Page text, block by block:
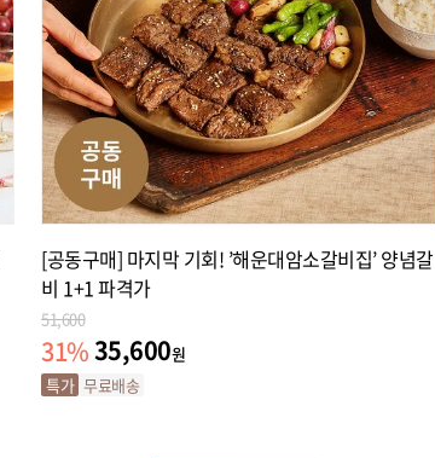
[공동구매] 마지막 기회! ’해운대암소갈비집’ 양념갈
비 1+1 파격가
51,600
31%35,600원
특가 무료배송